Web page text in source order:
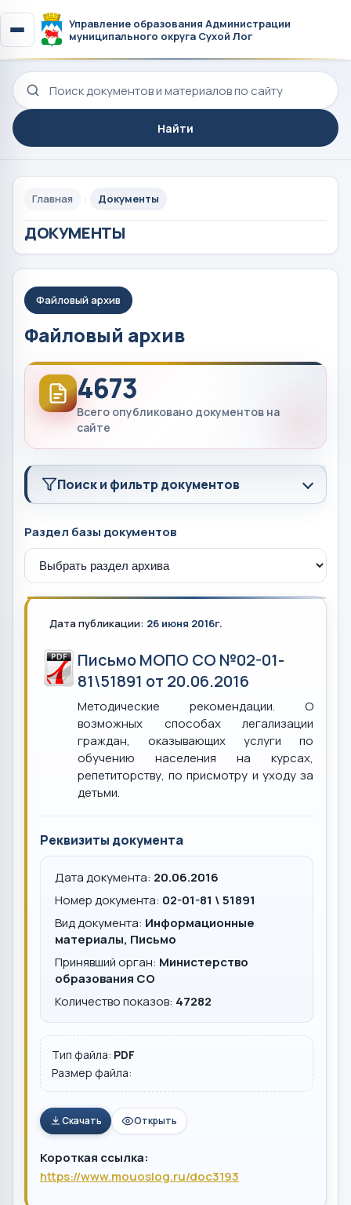
Управление образования Администрации
муниципального округа Сухой Лог
Поиск по сайту
Найти
Главная Документы
ДОКУМЕНТЫ
Файловый архив
Файловый архив
4673
Всего опубликовано документов на
сайте
Поиск и фильтр документов
Раздел базы документов
Дата публикации: 26 июня 2016г.
Письмо МОПО СО №02-01-
81\51891 от 20.06.2016
Методические рекомендации. О
возможных способах легализации
граждан, оказывающих услуги по
обучению населения на курсах,
репетиторству, по присмотру и уходу за
детьми.
Реквизиты документа
Дата документа: 20.06.2016
Номер документа: 02-01-81 \ 51891
Вид документа: Информационные
материалы, Письмо
Принявший орган: Министерство
образования СО
Количество показов: 47282
Тип файла: PDF
Размер файла:
Скачать Открыть
Короткая ссылка:
https://www.mouoslog.ru/doc3193